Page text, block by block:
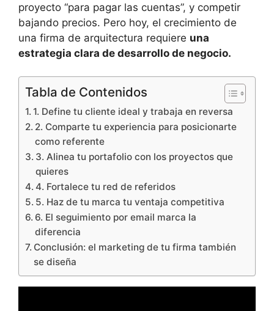
proyecto “para pagar las cuentas”, y competir
bajando precios. Pero hoy, el crecimiento de
una firma de arquitectura requiere una
estrategia clara de desarrollo de negocio.
Tabla de Contenidos
1. Define tu cliente ideal y trabaja en reversa
2. Comparte tu experiencia para posicionarte
como referente
3. Alinea tu portafolio con los proyectos que
quieres
4. Fortalece tu red de referidos
5. Haz de tu marca tu ventaja competitiva
6. El seguimiento por email marca la
diferencia
Conclusión: el marketing de tu firma también
se diseña